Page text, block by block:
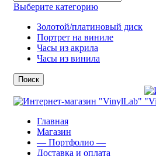
Выберите категорию
Золотой/платиновый диск
Портрет на виниле
Часы из акрила
Часы из винила
Поиск
Главная
Магазин
— Портфолио —
Доставка и оплата